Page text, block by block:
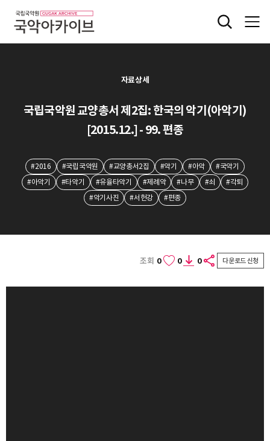
자료상세
국립국악원 교양총서 제2집: 한국의 악기(아악기)
[2015.12.] - 99. 편종
#2016 #국립국악원 #교양총서2집 #악기 #아악
#국악기
#아악기
#타악기 #유율타악기 #제례악 #나무 #쇠
#각퇴
#악기사진
#서헌강 #편종
조회 0 0 0 다운로드 신청